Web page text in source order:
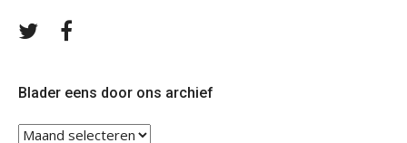
Volg
Blader eens door ons archief
Blader